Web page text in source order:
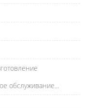
обслуживание...